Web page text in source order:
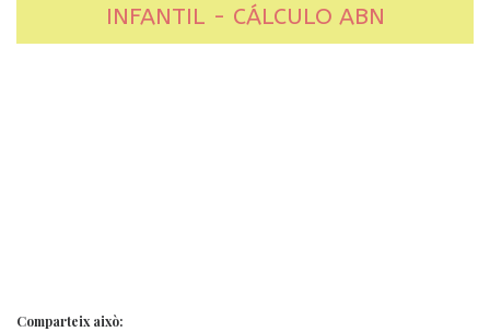
INFANTIL - CÁLCULO ABN
Comparteix això: